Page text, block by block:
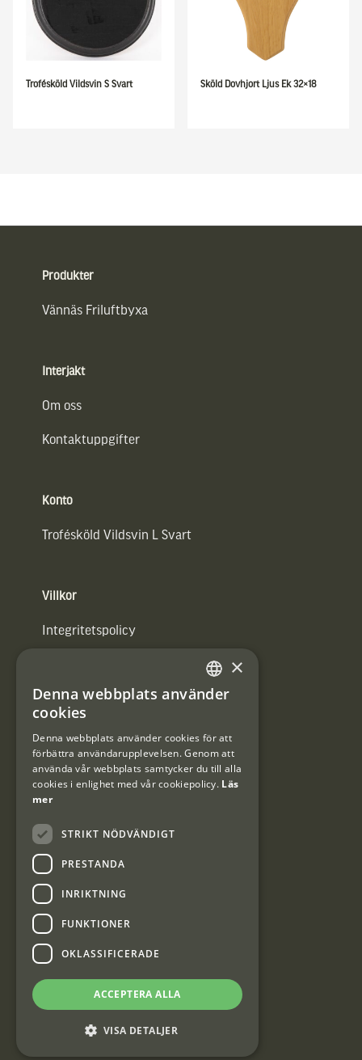
Trofésköld Vildsvin S Svart Sköld Dovhjort Ljus Ek 32×18
Produkter
Vännäs Friluftbyxa
Interjakt
Om oss
Kontaktuppgifter
Konto
Trofésköld Vildsvin L Svart
Villkor
Integritetspolicy
#Interjaktfamily
Kundklubb
Information om kundklubben.
Interjakt Sweden AB, Årjäng
SWEDISH
×
Denna webbplats använder
cookies
Denna webbplats använder cookies för att
förbättra användarupplevelsen. Genom att
använda vår webbplats samtycker du till alla
cookies i enlighet med vår cookiepolicy. Läs
mer
STRIKT NÖDVÄNDIGT
PRESTANDA
INRIKTNING
FUNKTIONER
OKLASSIFICERADE
ACCEPTERA ALLA
VISA DETALJER